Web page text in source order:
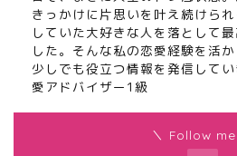
きっかけに片思いを叶え続けら
していた大好きな人を落として
した。そんな私の恋愛経験を活
少しでも役立つ情報を発信して
愛アドバイザー1級
＼ Follow me